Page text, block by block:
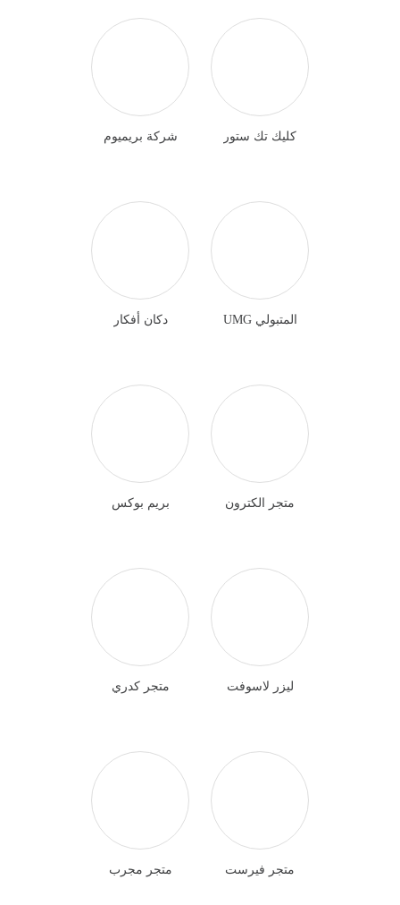
كليك تك ستور شركة بريميوم
المتبولي UMG دكان أفكار
متجر الكترون بريم بوكس
ليزر لاسوفت متجر كدري
متجر فيرست متجر مجرب